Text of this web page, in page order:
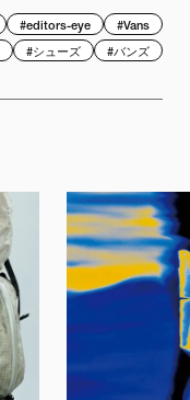
#editors-eye #Vans
#シューズ #バンズ